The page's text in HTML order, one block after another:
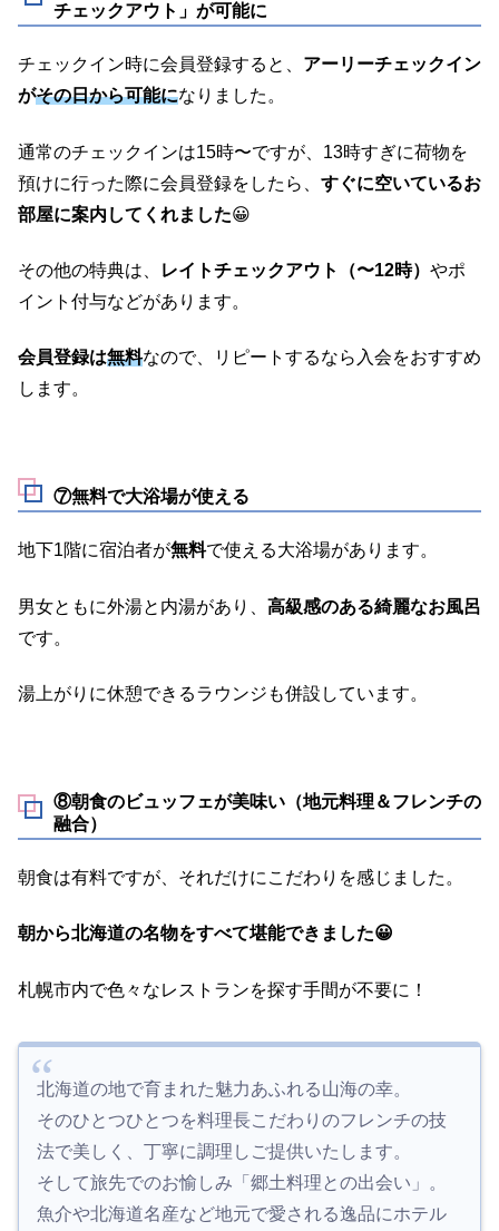
チェックアウト」が可能に
チェックイン時に会員登録すると、 アーリーチェックイン
がその日から可能になりました。
通常のチェックインは15時〜ですが、13時すぎに荷物を
預けに行った際に会員登録をしたら、 すぐに空いているお
部屋に案内してくれました😀
その他の特典は、 レイトチェックアウト（〜12時） やポ
イント付与などがあります。
会員登録は無料なので、リピートするなら入会をおすすめ
します。
⑦無料で大浴場が使える
地下1階に宿泊者が無料で使える大浴場があります。
男女ともに外湯と内湯があり、 高級感のある綺麗なお風呂
です。
湯上がりに休憩できるラウンジも併設しています。
⑧朝食のビュッフェが美味い（地元料理＆フレンチの
融合）
朝食は有料ですが、それだけにこだわりを感じました。
朝から北海道の名物をすべて堪能できました😀
札幌市内で色々なレストランを探す手間が不要に！
北海道の地で育まれた魅力あふれる山海の幸。
そのひとつひとつを料理長こだわりのフレンチの技
法で美しく、丁寧に調理しご提供いたします。
そして旅先でのお愉しみ「郷土料理との出会い」。
魚介や北海道名産など地元で愛される逸品にホテル